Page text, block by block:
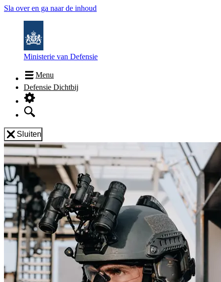
Sla over en ga naar de inhoud
Ministerie van Defensie
Menu
Defensie Dichtbij
Sluiten